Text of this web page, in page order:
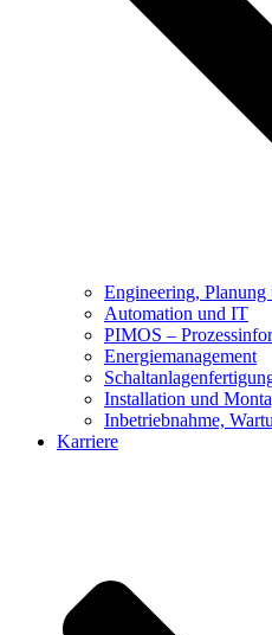
Engineering,
Automation und IT
PIMOS –
Energiemanagement
Installation und
Inbetriebnahme,
Karriere